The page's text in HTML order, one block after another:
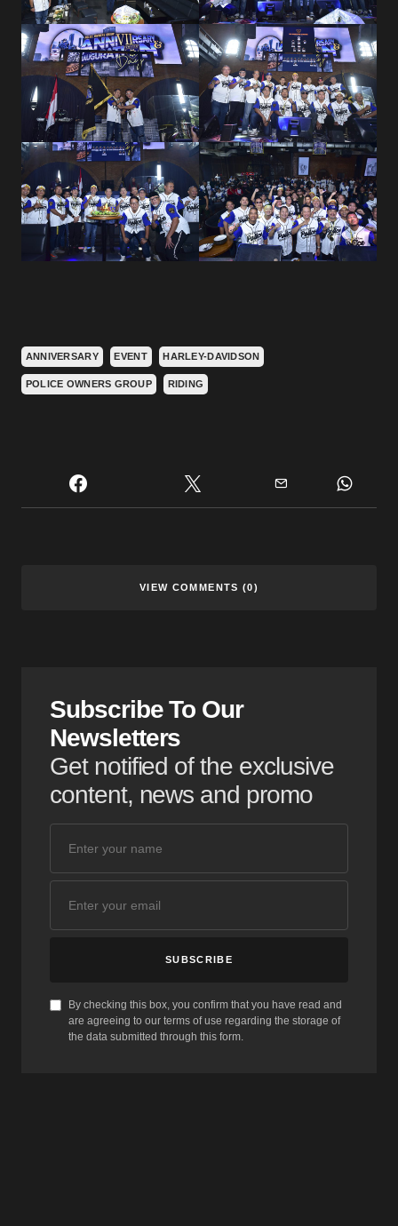
ANNIVERSARY EVENT HARLEY-DAVIDSON
POLICE OWNERS GROUP RIDING
VIEW COMMENTS (0)
Subscribe To Our
Newsletters
Get notified of the exclusive
content, news and promo
SUBSCRIBE
By checking this box, you confirm that you have read and
are agreeing to our terms of use regarding the storage of
the data submitted through this form.